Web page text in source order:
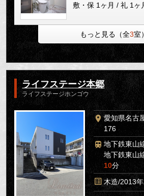
敷・保 1ヶ月 / 礼 1ヶ
もっと見る（全3室）
ライフステージ本郷
ライフステージホンゴウ
愛知県名古
176
地下鉄東山
地下鉄東山
10分
木造/2013